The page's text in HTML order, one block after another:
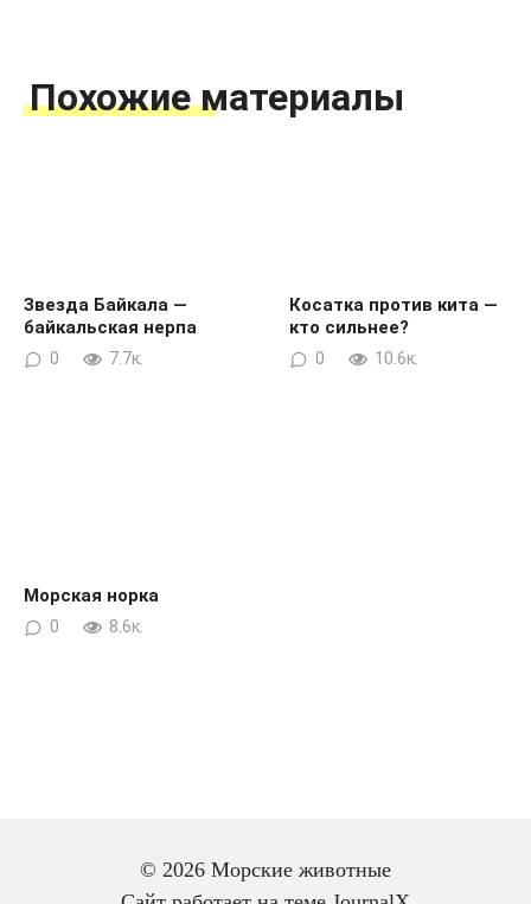
Похожие материалы
Звезда Байкала —
байкальская нерпа
0 7.7к.
Косатка против кита —
кто сильнее?
0 10.6к.
Морская норка
0 8.6к.
© 2026 Морские животные